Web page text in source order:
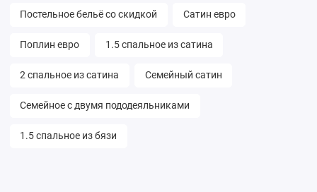
Постельное бельё со скидкой Сатин евро
Поплин евро 1.5 спальное из сатина
2 спальное из сатина Семейный сатин
Семейное с двумя пододеяльниками
1.5 спальное из бязи